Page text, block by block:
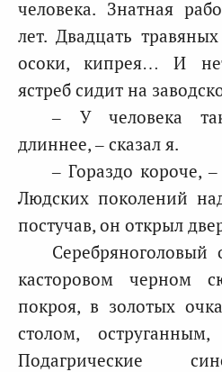
человека. Знатная
лет. Двадцать
осоки, кипрея… И
ястреб сидит на
– У человека
длиннее, – сказал я.
– Гораздо короче,
Людских поколений
постучав, он открыл
касторовом черном
покроя, в золотых
столом,
Подагрические